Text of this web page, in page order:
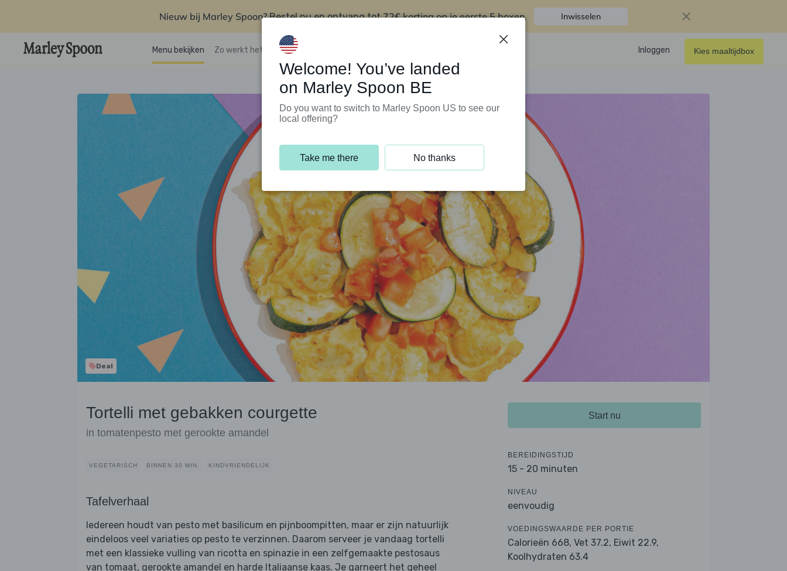
Nieuw bij Marley Spoon?Bestel nu en ontvang tot72€ korting op je eerste 5 boxen. Inwisselen
Menu bekijken Zo werkt het Klantenservice Inloggen Kies maaltijdbox
Deal
Tortelli met gebakken courgette
in tomatenpesto met gerookte amandel
VEGETARISCH BINNEN 30 MIN. KINDVRIENDELIJK
Tafelverhaal
Iedereen houdt van pesto met basilicum en pijnboompitten, maar er zijn natuurlijk
eindeloos veel variaties op pesto te verzinnen. Daarom serveer je vandaag tortelli
met een klassieke vulling van ricotta en spinazie in een zelfgemaakte pestosaus
van tomaat, gerookte amandel en harde Italiaanse kaas. Je garneert het geheel
Start nu
BEREIDINGSTIJD
15 - 20 minuten
NIVEAU
eenvoudig
VOEDINGSWAARDE PER PORTIE
Calorieën 668, Vet 37.2, Eiwit 22.9,
Koolhydraten 63.4
Welcome! You’ve landed
on Marley Spoon BE
Do you want to switch to Marley Spoon US to see our
local offering?
Take me there No thanks